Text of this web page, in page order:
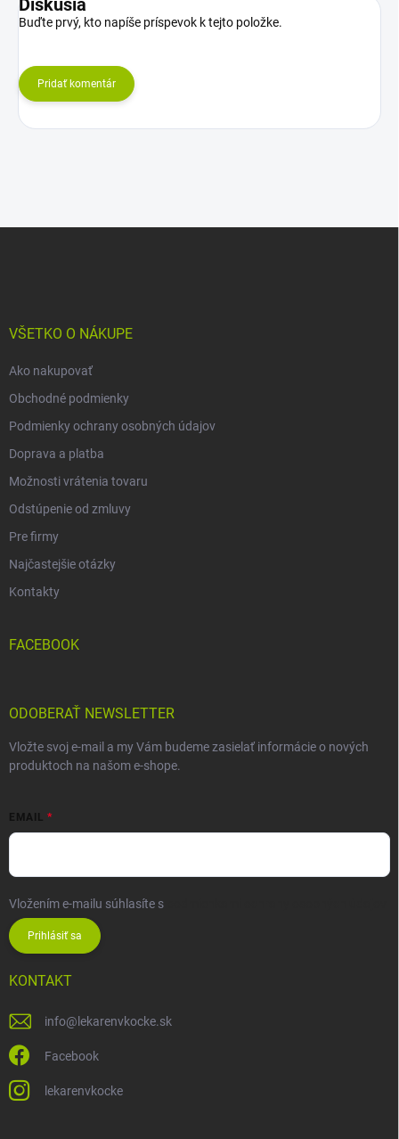
Buďte prvý, kto napíše príspevok k tejto položke.
Pridať komentár
VŠETKO O NÁKUPE
Ako nakupovať
Obchodné podmienky
Podmienky ochrany osobných údajov
Doprava a platba
Možnosti vrátenia tovaru
Odstúpenie od zmluvy
Pre firmy
Najčastejšie otázky
Kontakty
FACEBOOK
ODOBERAŤ NEWSLETTER
Vložte svoj e-mail a my Vám budeme zasielať informácie o nových
produktoch na našom e-shope.
EMAIL
Vložením e-mailu súhlasíte s
Prihlásiť sa
KONTAKT
info@ lekarenvkocke.sk
Facebook
lekarenvkocke